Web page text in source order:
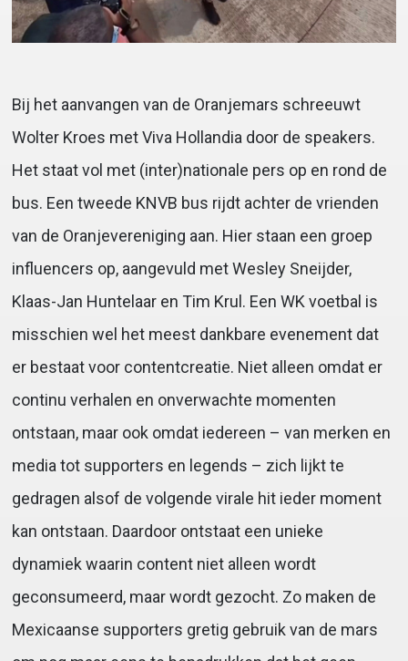
Bij het aanvangen van de Oranjemars schreeuwt
Wolter Kroes met Viva Hollandia door de speakers.
Het staat vol met (inter)nationale pers op en rond de
bus. Een tweede KNVB bus rijdt achter de vrienden
van de Oranjevereniging aan. Hier staan een groep
influencers op, aangevuld met Wesley Sneijder,
Klaas-Jan Huntelaar en Tim Krul. Een WK voetbal is
misschien wel het meest dankbare evenement dat
er bestaat voor contentcreatie. Niet alleen omdat er
continu verhalen en onverwachte momenten
ontstaan, maar ook omdat iedereen – van merken en
media tot supporters en legends – zich lijkt te
gedragen alsof de volgende virale hit ieder moment
kan ontstaan. Daardoor ontstaat een unieke
dynamiek waarin content niet alleen wordt
geconsumeerd, maar wordt gezocht. Zo maken de
Mexicaanse supporters gretig gebruik van de mars